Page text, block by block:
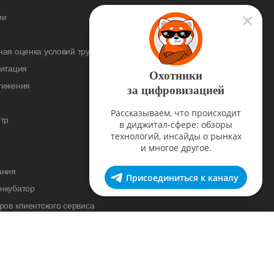
оценка условий труда
клиентского сервиса
Охотники
за цифровизацией
Рассказываем, что происходит
в диджитал-сфере: обзоры
технологий, инсайды о рынках
и многое другое.
Присоединиться к каналу